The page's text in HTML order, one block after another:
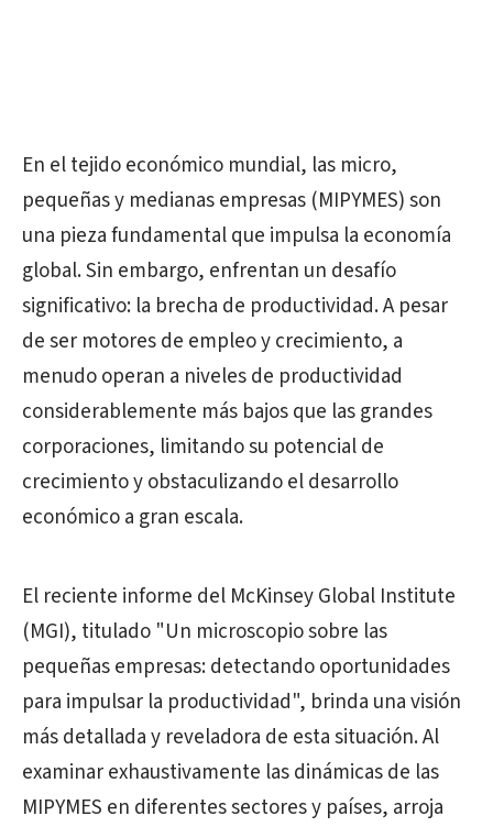
En el tejido económico mundial, las micro,
pequeñas y medianas empresas (MIPYMES) son
una pieza fundamental que impulsa la economía
global. Sin embargo, enfrentan un desafío
significativo: la brecha de productividad. A pesar
de ser motores de empleo y crecimiento, a
menudo operan a niveles de productividad
considerablemente más bajos que las grandes
corporaciones, limitando su potencial de
crecimiento y obstaculizando el desarrollo
económico a gran escala.
El reciente informe del McKinsey Global Institute
(MGI), titulado "Un microscopio sobre las
pequeñas empresas: detectando oportunidades
para impulsar la productividad", brinda una visión
más detallada y reveladora de esta situación. Al
examinar exhaustivamente las dinámicas de las
MIPYMES en diferentes sectores y países, arroja